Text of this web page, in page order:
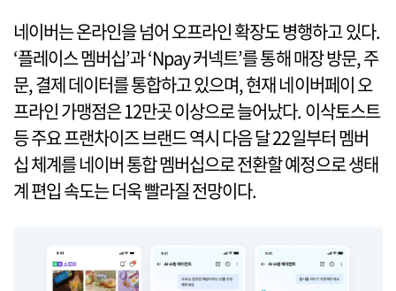
네이버는 온라인을 넘어 오프라인 확장도 병행하고 있다.
‘플레이스 멤버십’과 ‘Npay 커넥트’를 통해 매장 방문, 주
문, 결제 데이터를 통합하고 있으며, 현재 네이버페이 오
프라인 가맹점은 12만곳 이상으로 늘어났다. 이삭토스트
등 주요 프랜차이즈 브랜드 역시 다음 달 22일부터 멤버
십 체계를 네이버 통합 멤버십으로 전환할 예정으로 생태
계 편입 속도는 더욱 빨라질 전망이다.